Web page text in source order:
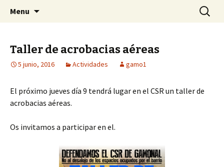
CSR Gamonal
Centro Social Recuperado Gamonal
Menu Buscar:
Taller de acrobacias aéreas
5 junio, 2016 Actividades gamo1
El próximo jueves día 9 tendrá lugar en el CSR un taller de
acrobacias aéreas.
Os invitamos a participar en el.